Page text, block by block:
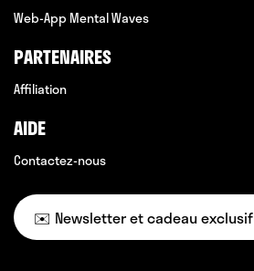
Web-App Mental Waves
PARTENAIRES
Affiliation
AIDE
Contactez-nous
✉️ Newsletter et cadeau exclusif